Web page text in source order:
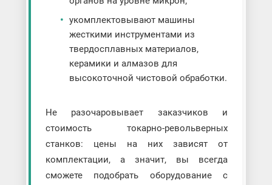
укомплектовывают машины
жесткими инструментами из
твердосплавных материалов,
керамики и алмазов для
высокоточной чистовой обработки.
Не разочаровывает заказчиков и
стоимость токарно-револьверных
станков: цены на них зависят от
комплектации, а значит, вы всегда
сможете подобрать оборудование с